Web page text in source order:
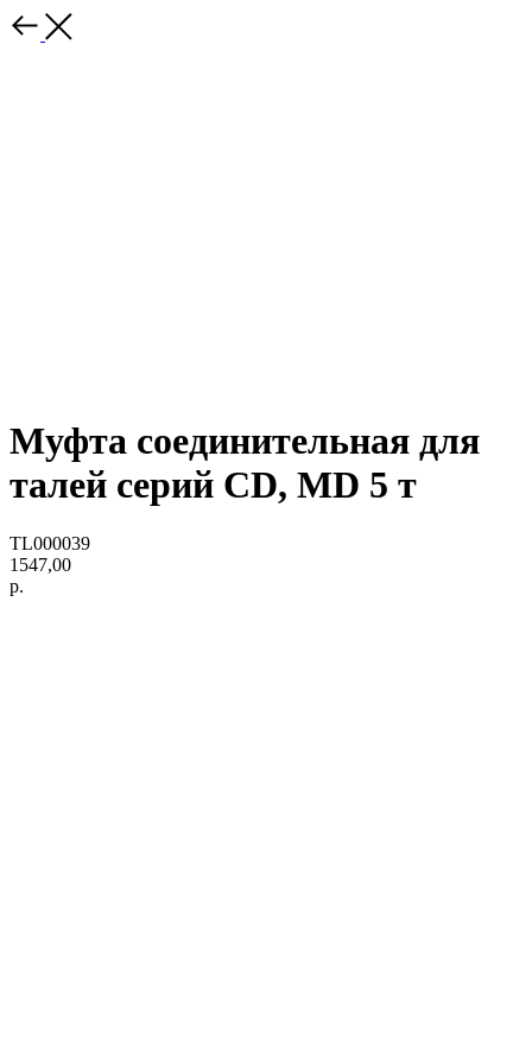
Муфта соединительная для
талей серий CD, MD 5 т
TL000039
1547,00
р.